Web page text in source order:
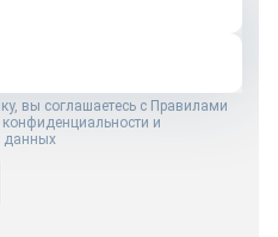
вы соглашаетесь с Правилами
конфиденциальности и
данных